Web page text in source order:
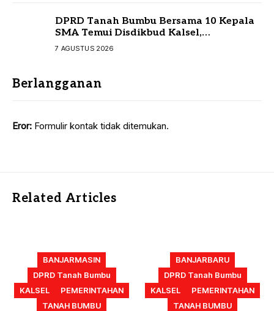
DPRD Tanah Bumbu Bersama 10 Kepala
SMA Temui Disdikbud Kalsel,
Perjuangkan Kebutuhan Guru dan
7 AGUSTUS 2026
Berlangganan
Eror: Formulir kontak tidak ditemukan.
Related Articles
BANJARMASIN
DPRD Tanah Bumbu
KALSEL
PEMERINTAHAN
TANAH BUMBU
BANJARBARU
DPRD Tanah Bumbu
KALSEL
PEMERINTAHAN
TANAH BUMBU